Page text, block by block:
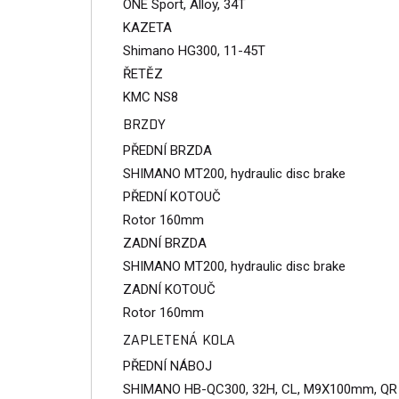
ONE Sport, Alloy, 34T
KAZETA
Shimano HG300, 11-45T
ŘETĚZ
KMC NS8
BRZDY
PŘEDNÍ BRZDA
SHIMANO MT200, hydraulic disc brake
PŘEDNÍ KOTOUČ
Rotor 160mm
ZADNÍ BRZDA
SHIMANO MT200, hydraulic disc brake
ZADNÍ KOTOUČ
Rotor 160mm
ZAPLETENÁ KOLA
PŘEDNÍ NÁBOJ
SHIMANO HB-QC300, 32H, CL, M9X100mm,